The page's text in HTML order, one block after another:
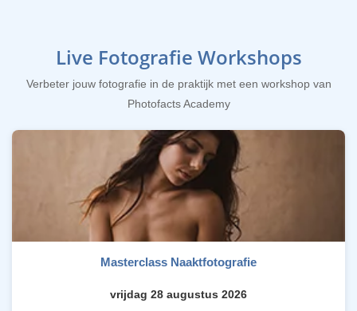
Live Fotografie Workshops
Verbeter jouw fotografie in de praktijk met een workshop van
Photofacts Academy
Masterclass Naaktfotografie
vrijdag 28 augustus 2026